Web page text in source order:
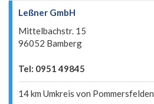
Leßner GmbH
Mittelbachstr. 15
96052 Bamberg
Tel: 0951 49845
14 km Umkreis von Pommersfelden